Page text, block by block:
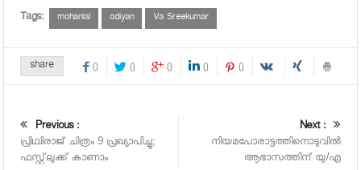
Tags: mohanlal odiyan Va Sreekumar
share 0 0 0 0 0
Previous :
പ്രിഥ്വിരാജ് ചിത്രം 9 പ്രഖ്യാപിച്ചു;
ഫസ്റ്റ്‌ലുക്ക് കാണാം
Next :
നിയമപോരാട്ടത്തിനൊടുവില്‍
ആഭാസത്തിന് യു/എ